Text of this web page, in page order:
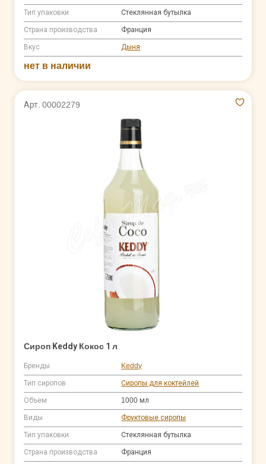
Тип упаковки Стеклянная бутылка
Страна производства Франция
Вкус Дыня
нет в наличии
Арт. 00002279
Сироп Keddy Кокос 1 л
Бренды Keddy
Тип сиропов Сиропы для коктейлей
Объем 1000 мл
Виды Фруктовые сиропы
Тип упаковки Стеклянная бутылка
Страна производства Франция